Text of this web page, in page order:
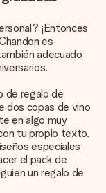
¡Entonces
es
adecuado
de regalo de
dos copas de vino
en algo muy
tu propio texto.
especiales
el pack de
un regalo de